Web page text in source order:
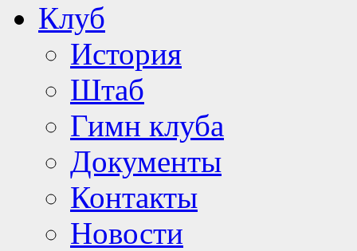
Клуб
История
Штаб
Гимн клуба
Документы
Контакты
Новости